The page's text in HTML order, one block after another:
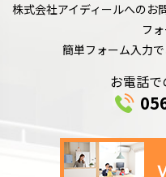
株式会社アイディールへのお
フ
簡単フォーム入力
お電話